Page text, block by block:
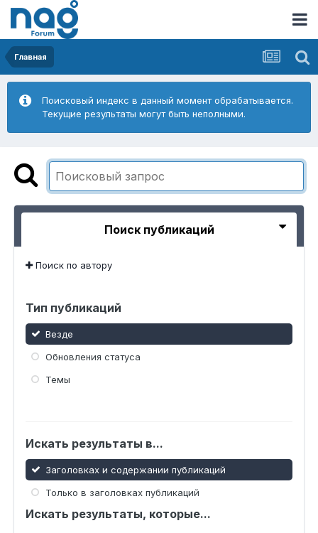
Главная
Поисковый индекс в данный момент обрабатывается.
Текущие результаты могут быть неполными.
Поиск публикаций
Поиск по автору
Тип публикаций
Везде
Обновления статуса
Темы
Искать результаты в...
Заголовках и содержании публикаций
Только в заголовках публикаций
Искать результаты, которые...